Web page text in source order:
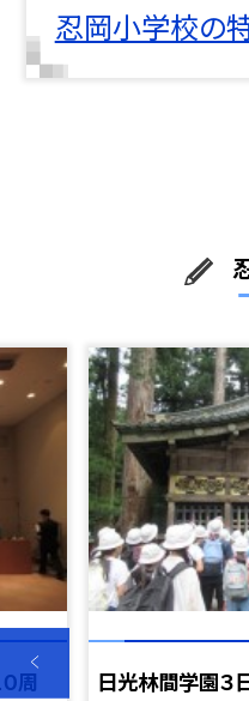
忍岡小学校の
周
日光林間学園３